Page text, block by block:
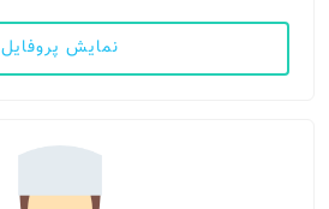
نمایش پروفایل